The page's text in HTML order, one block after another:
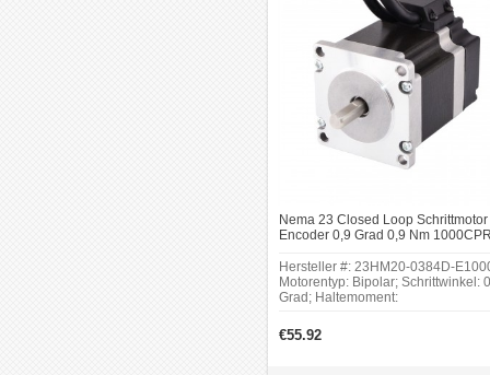
Nema 23 Closed Loop Schrittmotor
Encoder 0,9 Grad 0,9 Nm
Hersteller #: 23HM20-0384D-
Motorentyp: Bipolar; Schrittwinkel:
Grad; Haltemoment:
x 57mm; Ausgangssignal: 2 Kanäle;
Auflösung: 1000ppr.
€55.92